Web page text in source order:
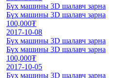
Бүх машины 3D шалавч зарна
Бүх машины 3D шалавч зарна
100,000₮
2017-10-08
Бүх машины 3D шалавч зарна
Бүх машины 3D шалавч зарна
100,000₮
2017-10-05
Бүх машины 3D шалавч зарна